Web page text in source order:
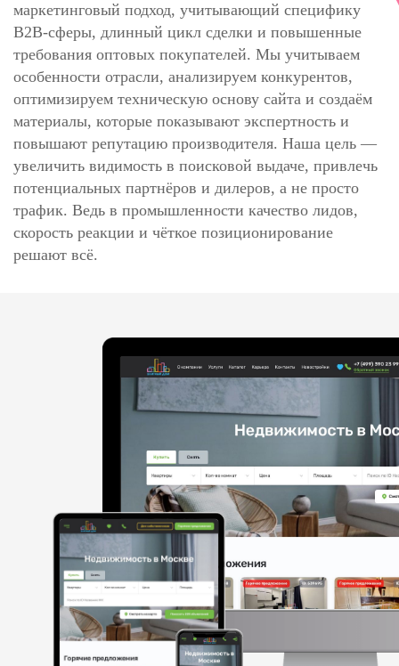
маркетинговый подход, учитывающий специфику
B2B-сферы, длинный цикл сделки и повышенные
требования оптовых покупателей. Мы учитываем
особенности отрасли, анализируем конкурентов,
оптимизируем техническую основу сайта и создаём
материалы, которые показывают экспертность и
повышают репутацию производителя. Наша цель —
увеличить видимость в поисковой выдаче, привлечь
потенциальных партнёров и дилеров, а не просто
трафик. Ведь в промышленности качество лидов,
скорость реакции и чёткое позиционирование
решают всё.